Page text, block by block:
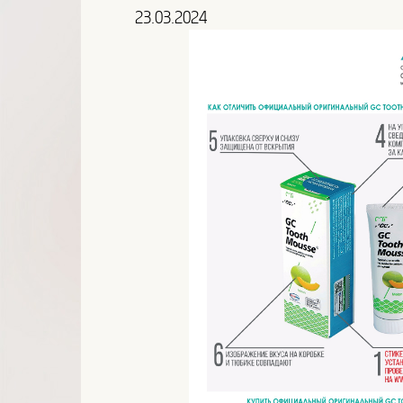
23.03.2024